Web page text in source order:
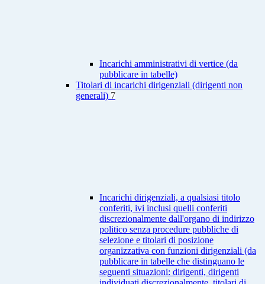
Incarichi amministrativi di vertice (da
pubblicare in tabelle)
Titolari di incarichi dirigenziali (dirigenti non
generali) 7
Incarichi dirigenziali, a qualsiasi titolo
conferiti, ivi inclusi quelli conferiti
discrezionalmente dall'organo di indirizzo
politico senza procedure pubbliche di
selezione e titolari di posizione
organizzativa con funzioni dirigenziali (da
pubblicare in tabelle che distinguano le
seguenti situazioni: dirigenti, dirigenti